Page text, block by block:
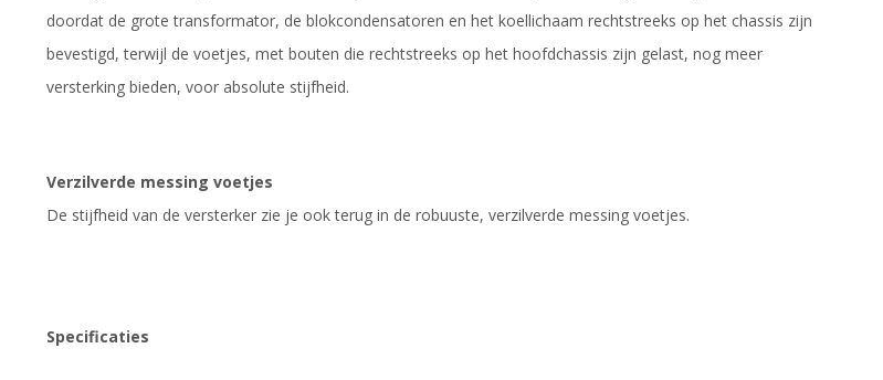
doordat de grote transformator, de blokcondensatoren en het koellichaam rechtstreeks op het chassis zijn
bevestigd, terwijl de voetjes, met bouten die rechtstreeks op het hoofdchassis zijn gelast, nog meer
versterking bieden, voor absolute stijfheid.
Verzilverde messing voetjes
De stijfheid van de versterker zie je ook terug in de robuuste, verzilverde messing voetjes.
Specificaties